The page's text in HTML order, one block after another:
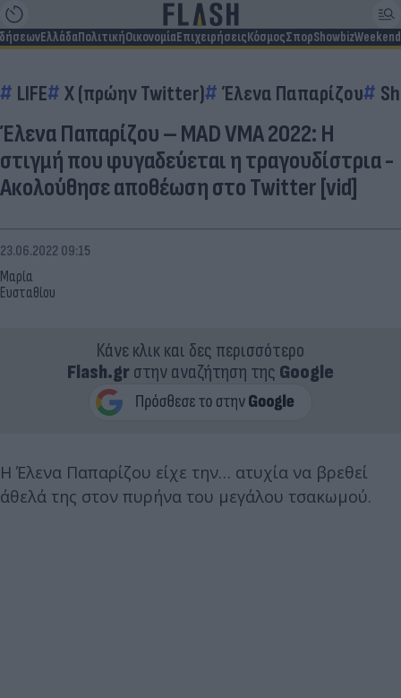
ΕλλάδαΠολιτικήΟικονομίαΕπιχειρήσειςΚόσμοςΣπορShowbizWeekend
LIFE X (πρώην Twitter) Έλενα Παπαρίζου
Έλενα Παπαρίζου – MAD VMA 2022: Η
στιγμή που φυγαδεύεται η τραγουδίστρια -
Ακολούθησε αποθέωση στο Twitter [vid]
Μαρία
Ευσταθίου
23.06.2022 09:15
Κάνε κλικ και δες περισσότερο
Flash.grστην αναζήτηση της Google
Η Έλενα Παπαρίζου είχε την… ατυχία να βρεθεί
άθελά της στον πυρήνα του μεγάλου τσακωμού.